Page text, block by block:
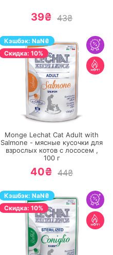
39₴ 43₴
Кэшбэк: NaN₴
Cкидка: 10%
ПЕРЕЙТИ
Monge Lechat Cat Adult with
Salmone - мясные кусочки для
взрослых котов с лососем ,
100г
40₴ 44₴
Кэшбэк: NaN₴
Cкидка: 10%